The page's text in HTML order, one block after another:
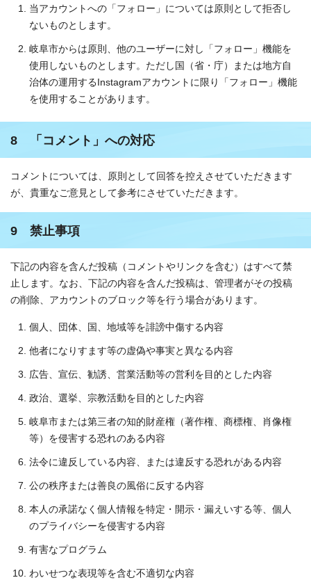
当アカウントへの「フォロー」については原則として拒否し
ないものとします。
岐阜市からは原則、他のユーザーに対し「フォロー」機能を
使用しないものとします。ただし国（省・庁）または地方自
治体の運用するInstagramアカウントに限り「フォロー」機能
を使用することがあります。
8 「コメント」への対応
コメントについては、原則として回答を控えさせていただきます
が、貴重なご意見として参考にさせていただきます。
9 禁止事項
下記の内容を含んだ投稿（コメントやリンクを含む）はすべて禁
止します。なお、下記の内容を含んだ投稿は、管理者がその投稿
の削除、アカウントのブロック等を行う場合があります。
個人、団体、国、地域等を誹謗中傷する内容
他者になりすます等の虚偽や事実と異なる内容
広告、宣伝、勧誘、営業活動等の営利を目的とした内容
政治、選挙、宗教活動を目的とした内容
岐阜市または第三者の知的財産権（著作権、商標権、肖像権
等）を侵害する恐れのある内容
法令に違反している内容、または違反する恐れがある内容
公の秩序または善良の風俗に反する内容
本人の承諾なく個人情報を特定・開示・漏えいする等、個人
のプライバシーを侵害する内容
有害なプログラム
わいせつな表現等を含む不適切な内容